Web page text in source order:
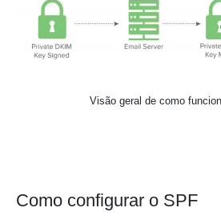
Visão geral de como
Como configurar o SPF